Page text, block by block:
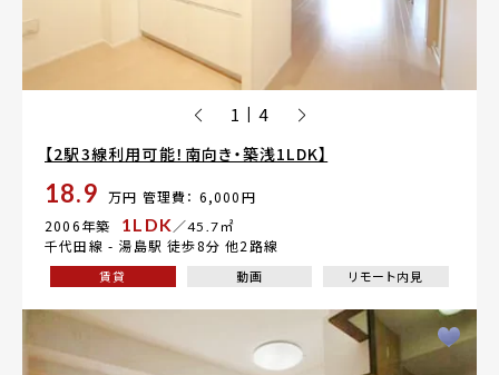
1 | 4
【2駅3線利用可能！南向き・築浅1LDK】
18.9 万円 管理費： 6,000円
2006年築
1LDK／45.7㎡
千代田線 - 湯島駅 徒歩8分 他2路線
賃貸 動画 リモート内見